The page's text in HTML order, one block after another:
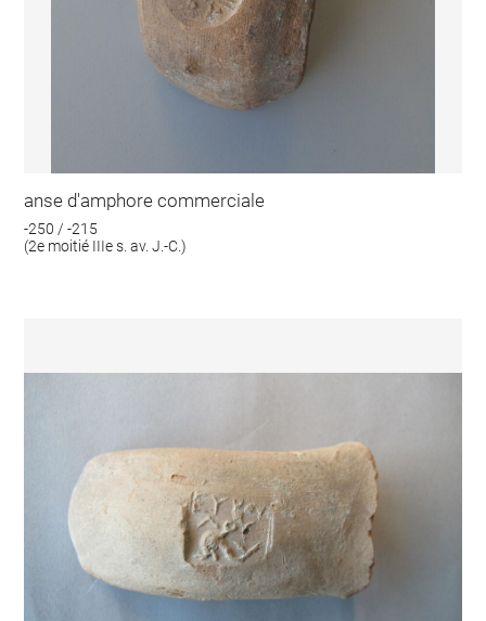
anse d'amphore commerciale
-250 / -215
(2e moitié IIIe s. av. J.-C.)